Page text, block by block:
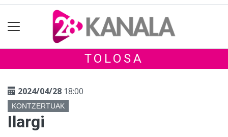
TOLOSA
2024/04/28 18:00
KONTZERTUAK
Ilargi